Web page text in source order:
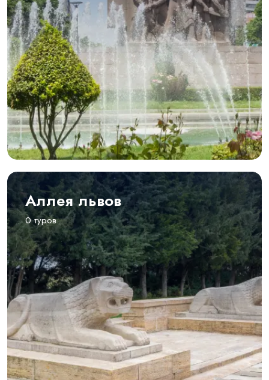
Аллея львов
0 туров